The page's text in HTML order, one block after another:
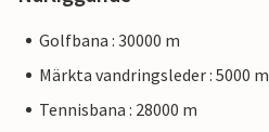
Golfbana : 30000 m
Märkta vandringsleder : 5000 m
Tennisbana : 28000 m